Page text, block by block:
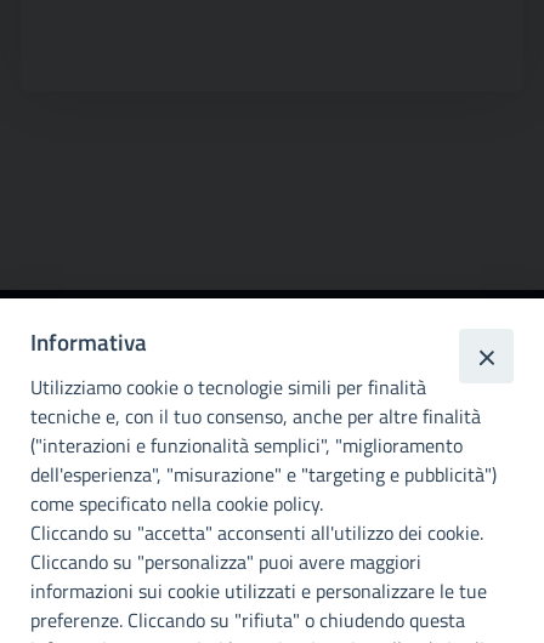
Città
metropolitana di
Palermo
INFO E CONTATTI
I nostri canali social
Accessibilità
Città Metropolitana di Palermo si impegna a rendere il proprio sito
Informativa
Utilizziamo cookie o tecnologie simili per finalità
tecniche e, con il tuo consenso, anche per altre finalità
("interazioni e funzionalità semplici", "miglioramento
dell'esperienza", "misurazione" e "targeting e pubblicità")
come specificato nella cookie policy.
Cliccando su "accetta" acconsenti all'utilizzo dei cookie.
Cliccando su "personalizza" puoi avere maggiori
informazioni sui cookie utilizzati e personalizzare le tue
preferenze. Cliccando su "rifiuta" o chiudendo questa